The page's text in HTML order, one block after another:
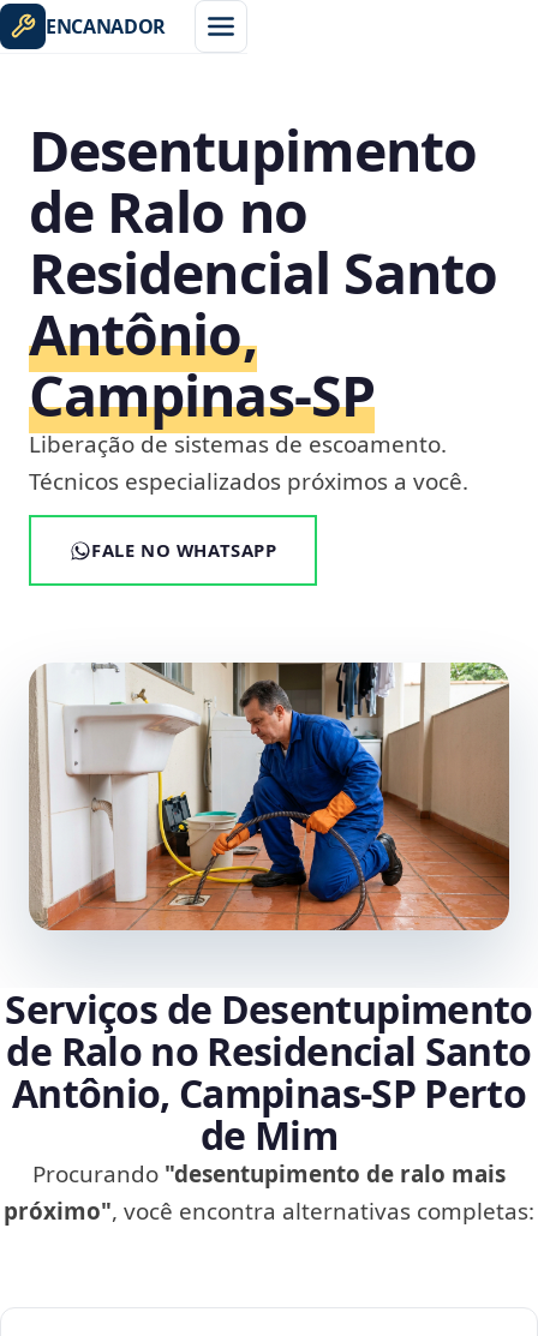
ENCANADOR
Desentupimento
de Ralo no
Residencial Santo
Antônio,
Campinas‑SP
Liberação de sistemas de escoamento.
Técnicos especializados próximos a você.
FALE NO WHATSAPP
Serviços de Desentupimento
de Ralo no Residencial Santo
Antônio, Campinas‑SP Perto
de Mim
Procurando "desentupimento de ralo mais
próximo", você encontra alternativas completas: